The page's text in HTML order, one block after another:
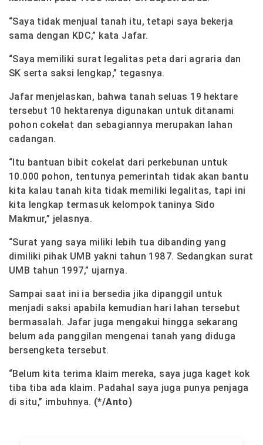
“Saya tidak menjual tanah itu, tetapi saya bekerja
sama dengan KDC,” kata Jafar.
“Saya memiliki surat legalitas peta dari agraria dan
SK serta saksi lengkap,” tegasnya.
Jafar menjelaskan, bahwa tanah seluas 19 hektare
tersebut 10 hektarenya digunakan untuk ditanami
pohon cokelat dan sebagiannya merupakan lahan
cadangan.
“Itu bantuan bibit cokelat dari perkebunan untuk
10.000 pohon, tentunya pemerintah tidak akan bantu
kita kalau tanah kita tidak memiliki legalitas, tapi ini
kita lengkap termasuk kelompok taninya Sido
Makmur,” jelasnya.
“Surat yang saya miliki lebih tua dibanding yang
dimiliki pihak UMB yakni tahun 1987. Sedangkan surat
UMB tahun 1997,” ujarnya.
Sampai saat ini ia bersedia jika dipanggil untuk
menjadi saksi apabila kemudian hari lahan tersebut
bermasalah. Jafar juga mengakui hingga sekarang
belum ada panggilan mengenai tanah yang diduga
bersengketa tersebut.
“Belum kita terima klaim mereka, saya juga kaget kok
tiba tiba ada klaim. Padahal saya juga punya penjaga
di situ,” imbuhnya. (*/Anto)